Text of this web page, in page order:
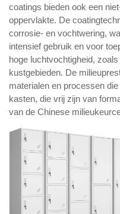
coatings bieden ook een
oppervlakte. De
corrosie- en vochtwering,
intensief gebruik en voor
hoge luchtvochtigheid,
kustgebieden. De
materialen en processen
kasten, die vrij zijn van
van de Chinese